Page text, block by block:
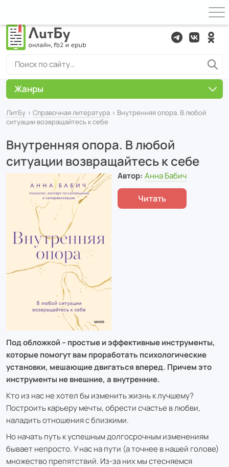
ЛитБу › Справочная литература › Внутренняя опора. В любой
ситуации возвращайтесь к себе
Внутренняя опора. В любой
ситуации возвращайтесь к себе
Автор: Анна Бабич
Читать
Под обложкой – простые и эффективные инструменты,
которые помогут вам проработать психологические
установки, мешающие двигаться вперед. Причем это
инструменты не внешние, а внутренние.
Кто из нас не хотел бы изменить жизнь к лучшему?
Построить карьеру мечты, обрести счастье в любви,
наладить отношения с близкими.
Но начать путь к успешным долгосрочным изменениям
бывает непросто. У нас на пути (а точнее в нашей голове)
множество препятствий. Из-за них мы стесняемся
Жанры